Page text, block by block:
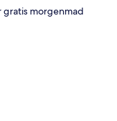
gratis morgenmad